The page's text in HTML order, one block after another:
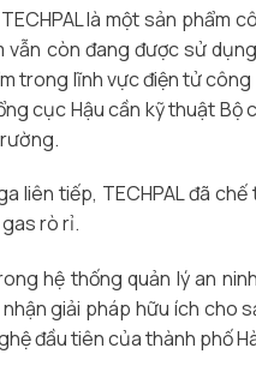
là một sản
vẫn còn đang được sử
trong lĩnh vực điện tử
cục Hậu cần kỹ thuật
liên tiếp, TECHPAL đã
rò rỉ.
hệ thống quản lý an
giải pháp hữu ích
đầu tiên của thành phố